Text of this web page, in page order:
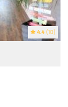
4.4 (10)